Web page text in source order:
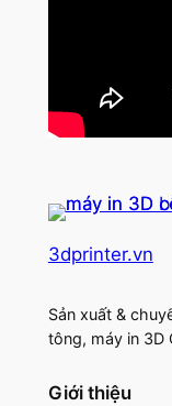
3dprinter.vn
Sản xuất &
tông, máy in 3D
Giới thiệu